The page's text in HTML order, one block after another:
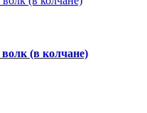
(в колчане)